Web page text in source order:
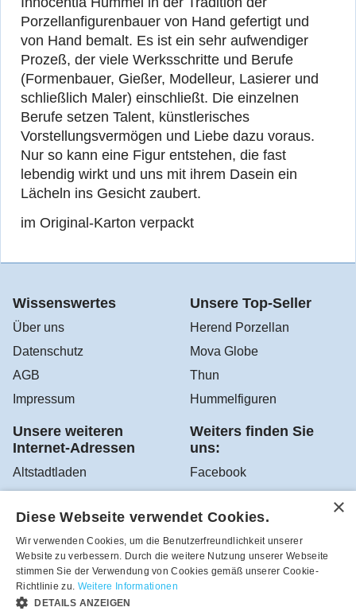
Porzellanfigurenbauer von Hand gefertigt und
von Hand bemalt. Es ist ein sehr aufwendiger
Prozeß, der viele Werksschritte und Berufe
(Formenbauer, Gießer, Modelleur, Lasierer und
schließlich Maler) einschließt. Die einzelnen
Berufe setzen Talent, künstlerisches
Vorstellungsvermögen und Liebe dazu voraus.
Nur so kann eine Figur entstehen, die fast
lebendig wirkt und uns mit ihrem Dasein ein
Lächeln ins Gesicht zaubert.
im Original-Karton verpackt
Wissenswertes
Über uns
Datenschutz
AGB
Impressum
Unsere Top-Seller
Herend Porzellan
Mova Globe
Thun
Hummelfiguren
Unsere weiteren
Internet-Adressen
Altstadtladen
Weiters finden Sie
uns:
Facebook
YouTube
Google Altstadtladen
Robea - Schönes zum Schenken und Sammeln aus dem
Diese Webseite verwendet Cookies.
Wir verwenden Cookies, um die Benutzerfreundlichkeit unserer
Website zu verbessern. Durch die weitere Nutzung unserer Webseite
stimmen Sie der Verwendung von Cookies gemäß unserer Cookie-
Richtlinie zu. Weitere Informationen
DETAILS ANZEIGEN